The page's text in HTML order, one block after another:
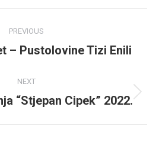
PREVIOUS
Previous
– Pustolovine Tizi Enili
NEXT
Next
“Stjepan Cipek” 2022.